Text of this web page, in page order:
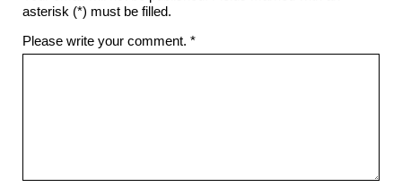
asterisk (*) must be filled.
Please write your comment. *